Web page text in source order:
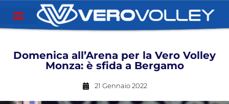
Domenica all’Arena per la Vero Volley
Monza: è sfida a Bergamo
21 Gennaio 2022